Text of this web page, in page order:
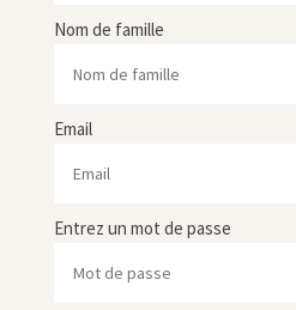
Nom de famille
Email
Entrez un mot de passe